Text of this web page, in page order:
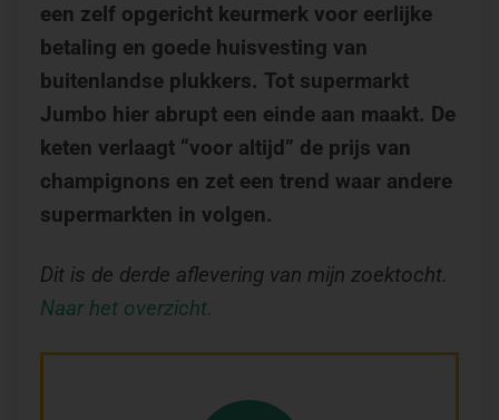
een zelf opgericht keurmerk voor eerlijke
betaling en goede huisvesting van
buitenlandse plukkers. Tot supermarkt
Jumbo hier abrupt een einde aan maakt. De
keten verlaagt “voor altijd” de prijs van
champignons en zet een trend waar andere
supermarkten in volgen.
Dit is de derde aflevering van mijn zoektocht.
Naar het overzicht.